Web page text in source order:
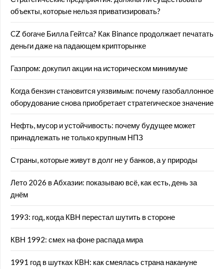
объекты, которые нельзя приватизировать?
CZ богаче Билла Гейтса? Как Binance продолжает печатать
деньги даже на падающем крипторынке
Газпром: докупил акции на историческом минимуме
Когда бензин становится уязвимым: почему газобаллонное
оборудование снова приобретает стратегическое значение
Нефть, мусор и устойчивость: почему будущее может
принадлежать не только крупным НПЗ
Страны, которые живут в долг не у банков, а у природы
Лето 2026 в Абхазии: показываю всё, как есть, день за
днём
1993: год, когда КВН перестал шутить в стороне
КВН 1992: смех на фоне распада мира
1991 год в шутках КВН: как смеялась страна накануне